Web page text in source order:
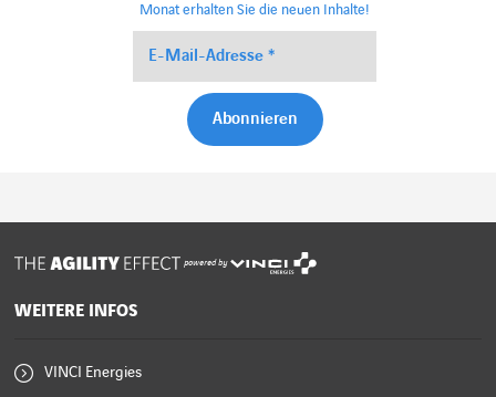
Monat erhalten Sie die neuen Inhalte!
powered by
WEITERE INFOS
VINCI Energies